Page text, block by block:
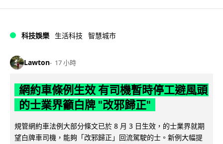
科技娛樂 生活科技 智慧城市
Lawton 17 小時
網約車條例生效 有司機暫時停工避風頭
的士業界籲白牌 "改邪歸正"
規管網約車法例大部分條文已於 8 月 3 日生效，的士業界就期
望白牌車司機，能夠「改邪歸正」回流駕駛的士。新例大幅提